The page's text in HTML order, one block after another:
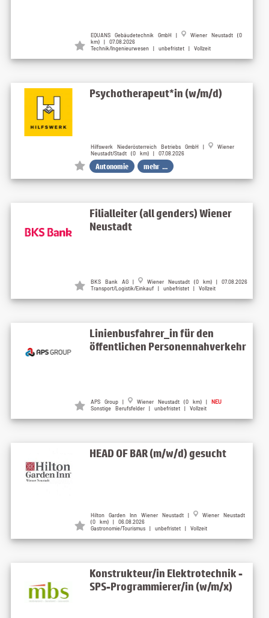
EQUANS Gebäudetechnik GmbH |
Wiener Neustadt (0
km) | 07.08.2026
Technik/Ingenieurwesen | unbefristet | Vollzeit
Psychotherapeut*in (w/m/d)
Hilfswerk Niederösterreich Betriebs GmbH |
Wiener
Neustadt/Stadt (0 km) | 07.08.2026
Autonomie mehr ...
Filialleiter (all genders) Wiener
Neustadt
BKS Bank AG |
Wiener Neustadt (0 km) | 07.08.2026
Transport/Logistik/Einkauf | unbefristet | Vollzeit
Linienbusfahrer_in für den
öffentlichen Personennahverkehr
APS Group | Wiener Neustadt (0 km) | NEU
Sonstige Berufsfelder | unbefristet | Vollzeit
HEAD OF BAR (m/w/d) gesucht
Hilton Garden Inn Wiener Neustadt |
Wiener Neustadt
(0 km) | 06.08.2026
Gastronomie/Tourismus | unbefristet | Vollzeit
Konstrukteur/in Elektrotechnik -
SPS-Programmierer/in (w/m/x)